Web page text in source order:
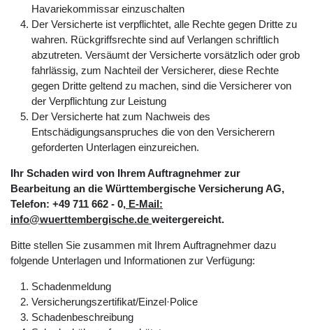
Havariekommissar einzuschalten
Der Versicherte ist verpflichtet, alle Rechte gegen Dritte zu
wahren. Rückgriffsrechte sind auf Verlangen schriftlich
abzutreten. Versäumt der Versicherte vorsätzlich oder grob
fahrlässig, zum Nachteil der Versicherer, diese Rechte
gegen Dritte geltend zu machen, sind die Versicherer von
der Verpflichtung zur Leistung
Der Versicherte hat zum Nachweis des
Entschädigungsanspruches die von den Versicherern
geforderten Unterlagen einzureichen.
Ihr Schaden wird von Ihrem Auftragnehmer zur
Bearbeitung an die Württembergische Versicherung AG,
Telefon: +49 711 662 - 0, E-Mail:
info@wuerttembergische.de weitergereicht.
Bitte stellen Sie zusammen mit Ihrem Auftragnehmer dazu
folgende Unterlagen und Informationen zur Verfügung:
Schadenmeldung
Versicherungszertifikat/Einzel·Police
Schadenbeschreibung